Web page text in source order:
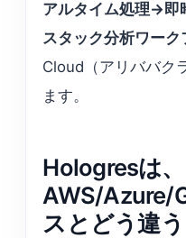
アルタイム処理→即
スタック分析ワーク
Cloud（アリババク
ます。
Hologresは、
AWS/Azure/
スとどう違う